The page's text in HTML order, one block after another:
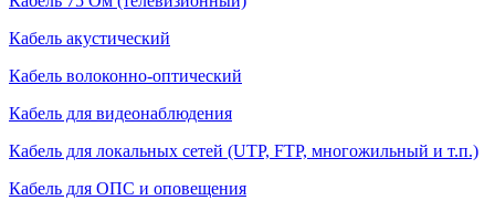
Кабель акустический
Кабель волоконно-оптический
Кабель для видеонаблюдения
Кабель для локальных сетей (UTP, FTP, многожильный и т.п.)
Кабель для ОПС и оповещения